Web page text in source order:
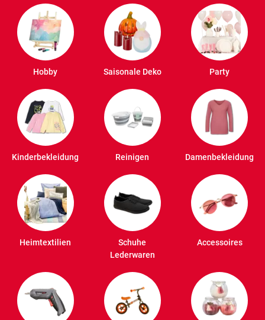
Hobby Saisonale Deko Party
Kinderbekleidung Reinigen Damenbekleidung
Heimtextilien
Schuhe
Lederwaren
Accessoires